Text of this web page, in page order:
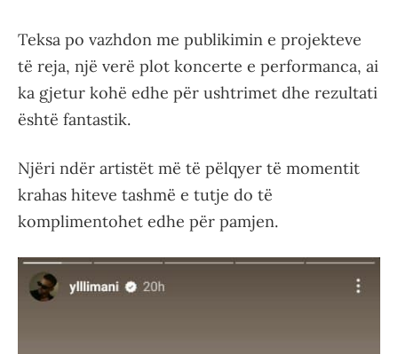
Teksa po vazhdon me publikimin e projekteve
të reja, një verë plot koncerte e performanca, ai
ka gjetur kohë edhe për ushtrimet dhe rezultati
është fantastik.
Njëri ndër artistët më të pëlqyer të momentit
krahas hiteve tashmë e tutje do të
komplimentohet edhe për pamjen.